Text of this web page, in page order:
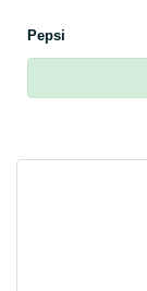
Pepsi